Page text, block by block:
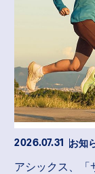
2026.07.31 お知
アシックス、「